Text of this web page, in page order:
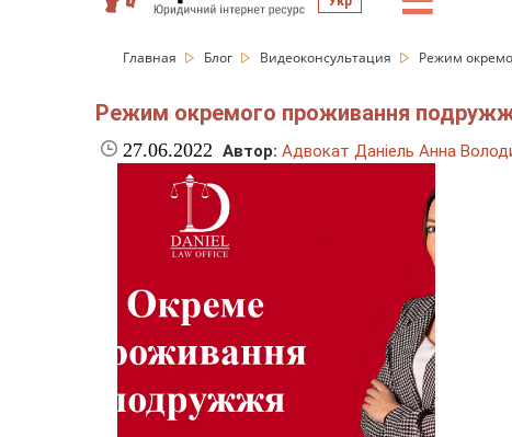
Главная Блог Видеоконсультация Режим
Режим окремого проживання
27.06.2022 Автор: Адвокат Даніель Анна